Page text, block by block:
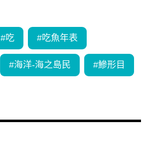
#吃 #吃魚年表
#海洋-海之島民 #鰺形目